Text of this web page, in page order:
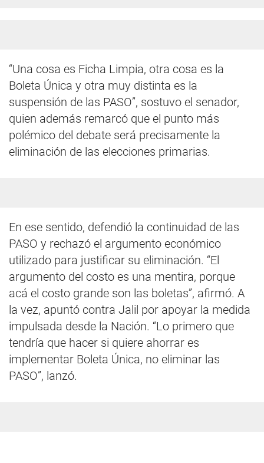
“Una cosa es Ficha Limpia, otra cosa es la
Boleta Única y otra muy distinta es la
suspensión de las PASO”, sostuvo el senador,
quien además remarcó que el punto más
polémico del debate será precisamente la
eliminación de las elecciones primarias.
En ese sentido, defendió la continuidad de las
PASO y rechazó el argumento económico
utilizado para justificar su eliminación. “El
argumento del costo es una mentira, porque
acá el costo grande son las boletas”, afirmó. A
la vez, apuntó contra Jalil por apoyar la medida
impulsada desde la Nación. “Lo primero que
tendría que hacer si quiere ahorrar es
implementar Boleta Única, no eliminar las
PASO”, lanzó.